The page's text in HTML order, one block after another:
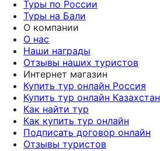
Туры по России
Туры на Бали
О компании
О нас
Наши награды
Отзывы наших туристов
Интернет магазин
Купить тур онлайн Россия
Купить тур онлайн Казахстан
Как найти тур
Как купить тур онлайн
Подписать договор онлайн
Отзывы туристов